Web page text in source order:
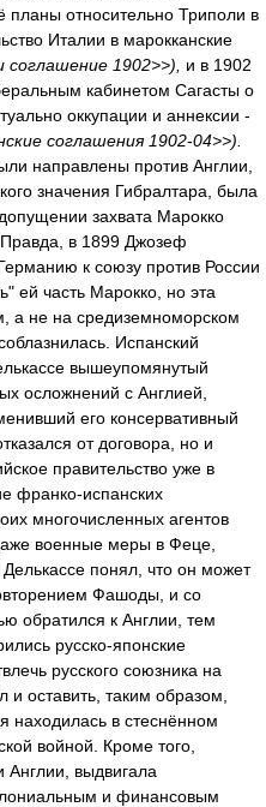
планы относительно Триполи в
Италии в марокканские
1902>>), и в 1902
кабинетом Сагасты о
оккупации и аннексии -
соглашения 1902-04>>).
направлены против Англии,
значения Гибралтара, была
захвата Марокко
в 1899 Джозеф
к союзу против России
ей часть Марокко, но эта
а не на средиземноморском
Испанский
вышеупомянутый
осложнений с Англией,
его консервативный
от договора, но и
правительство уже в
франко-испанских
многочисленных агентов
военные меры в Феце,
понял, что он может
Фашоды, и со
обратился к Англии, тем
русско-японские
русского союзника на
и оставить, таким образом,
находилась в стеснённом
войной. Кроме того,
Англии, выдвигала
и финансовым